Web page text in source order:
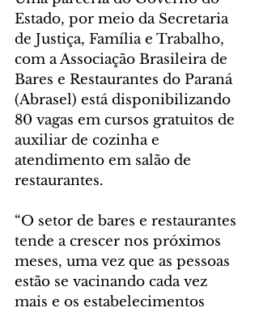
Estado, por meio da Secretaria
de Justiça, Família e Trabalho,
com a Associação Brasileira de
Bares e Restaurantes do Paraná
(Abrasel) está disponibilizando
80 vagas em cursos gratuitos de
auxiliar de cozinha e
atendimento em salão de
restaurantes.
“O setor de bares e restaurantes
tende a crescer nos próximos
meses, uma vez que as pessoas
estão se vacinando cada vez
mais e os estabelecimentos